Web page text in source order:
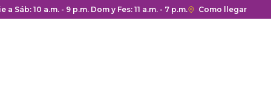
y cierre del centro comercial.
a Sáb: 10 a.m. - 9 p.m. Dom y Fes: 11 a.m. - 7 p.m.Enlace
Como llegar